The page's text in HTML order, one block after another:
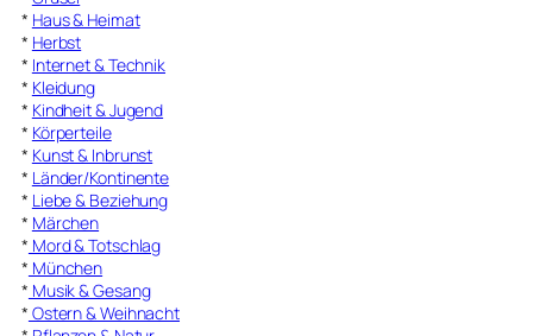
* Haus & Heimat
* Herbst
* Internet & Technik
* Kleidung
* Kindheit & Jugend
* Körperteile
* Kunst & Inbrunst
* Länder/Kontinente
* Liebe & Beziehung
* Märchen
* Mord & Totschlag
* München
* Musik & Gesang
* Ostern & Weihnacht